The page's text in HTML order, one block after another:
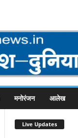
मनोरंजन आलेख
Live Updates